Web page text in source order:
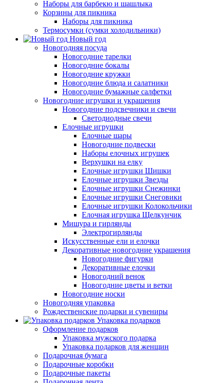
Наборы для барбекю и шашлыка
Корзины для пикника
Наборы для пикника
Термосумки (сумки холодильники)
Новый год
Новогодняя посуда
Новогодние тарелки
Новогодние бокалы
Новогодние кружки
Новогодние блюда и салатники
Новогодние бумажные салфетки
Новогодние игрушки и украшения
Новогодние подсвечники и свечи
Светодиодные свечи
Елочные игрушки
Елочные шары
Новогодние подвески
Наборы елочных игрушек
Верхушки на елку
Елочные игрушки Шишки
Елочные игрушки Звезды
Елочные игрушки Снежинки
Елочные игрушки Снеговики
Елочные игрушки Колокольчики
Елочная игрушка Щелкунчик
Мишура и гирлянды
Электрогирлянды
Искусственные ели и елочки
Декоративные новогодние украшения
Новогодние фигурки
Декоративные елочки
Новогодний венок
Новогодние цветы и ветки
Новогодние носки
Новогодняя упаковка
Рождественские подарки и сувениры
Упаковка подарков
Оформление подарков
Упаковка мужского подарка
Упаковка подарков для женщин
Подарочная бумага
Подарочные коробки
Подарочные пакеты